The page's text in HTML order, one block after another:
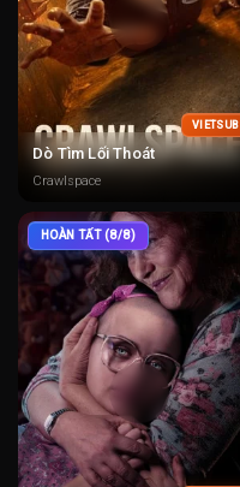
VIETSUB
Dò Tìm Lối Thoát
Crawlspace
HOÀN TẤT (8/8)